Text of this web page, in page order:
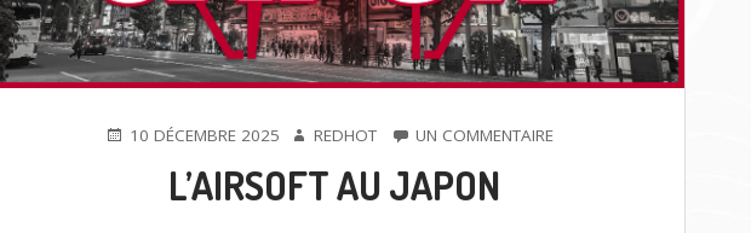
PUBLIÉ10 DÉCEMBRE 2025 AUTEUR
REDHOT UN COMMENTAIRESUR
L’AIRSOFT AU JAPON